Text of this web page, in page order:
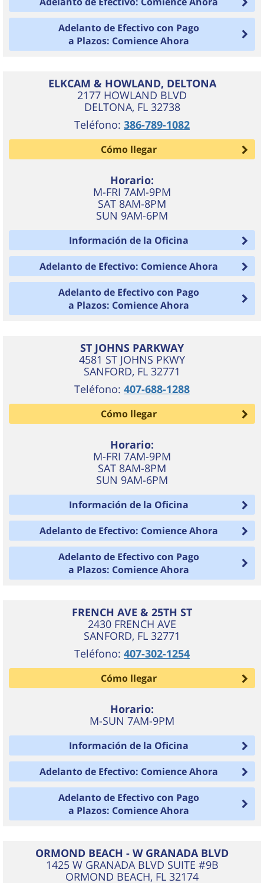
Adelanto de Efectivo con Pago
a Plazos: Comience Ahora
ELKCAM & HOWLAND, DELTONA
2177 HOWLAND BLVD
DELTONA, FL 32738
Teléfono: 386-789-1082
Cómo llegar
Horario:
M-FRI 7AM-9PM
SAT 8AM-8PM
SUN 9AM-6PM
Información de la Oficina
Adelanto de Efectivo: Comience Ahora
Adelanto de Efectivo con Pago
a Plazos: Comience Ahora
ST JOHNS PARKWAY
4581 ST JOHNS PKWY
SANFORD, FL 32771
Teléfono: 407-688-1288
Cómo llegar
Horario:
M-FRI 7AM-9PM
SAT 8AM-8PM
SUN 9AM-6PM
Información de la Oficina
Adelanto de Efectivo: Comience Ahora
Adelanto de Efectivo con Pago
a Plazos: Comience Ahora
FRENCH AVE & 25TH ST
2430 FRENCH AVE
SANFORD, FL 32771
Teléfono: 407-302-1254
Cómo llegar
Horario:
M-SUN 7AM-9PM
Información de la Oficina
Adelanto de Efectivo: Comience Ahora
Adelanto de Efectivo con Pago
a Plazos: Comience Ahora
ORMOND BEACH - W GRANADA BLVD
1425 W GRANADA BLVD SUITE #9B
ORMOND BEACH, FL 32174